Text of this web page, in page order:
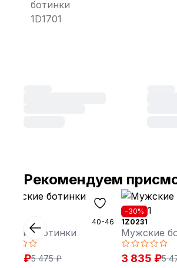
Рекомендуем
40-46
ботинки
₽5 475 ₽
-30%
1Z0231
Мужские
3 835 ₽5